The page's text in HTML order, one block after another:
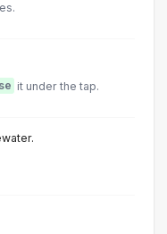
it under the tap.